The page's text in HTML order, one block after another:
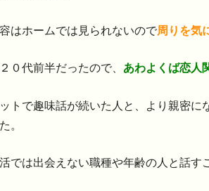
はホームでは見られないので周りを気
０代前半だったので、 あわよくば恋人
トで趣味話が続いた人と、より親密
。
では出会えない職種や年齢の人と話す